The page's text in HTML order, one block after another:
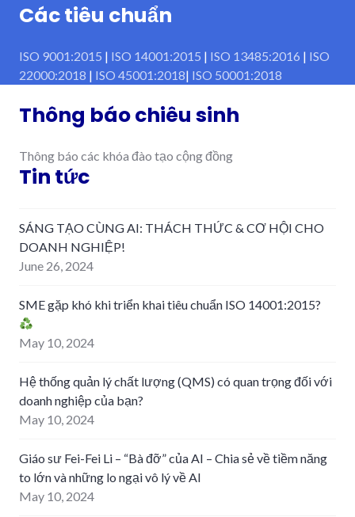
Các tiêu chuẩn
ISO 9001:2015 | ISO 14001:2015 | ISO 13485:2016 | ISO
22000:2018 | ISO 45001:2018| ISO 50001:2018
Thông báo chiêu sinh
Thông báo các khóa đào tạo cộng đồng
Tin tức
SÁNG TẠO CÙNG AI: THÁCH THỨC & CƠ HỘI CHO
DOANH NGHIỆP!
June 26, 2024
SME gặp khó khi triển khai tiêu chuẩn ISO 14001:2015?
May 10, 2024
Hệ thống quản lý chất lượng (QMS) có quan trọng đối với
doanh nghiệp của bạn?
May 10, 2024
Giáo sư Fei-Fei Li – “Bà đỡ” của AI – Chia sẻ về tiềm năng
to lớn và những lo ngại vô lý về AI
May 10, 2024